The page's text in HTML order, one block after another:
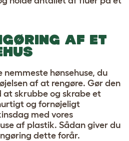
AF ET
nemmeste hønsehuse, du
af ​​at rengøre. Gør den
skrubbe og skrabe et
og fornøjeligt
med vores
af plastik. Sådan giver du
dette forår.